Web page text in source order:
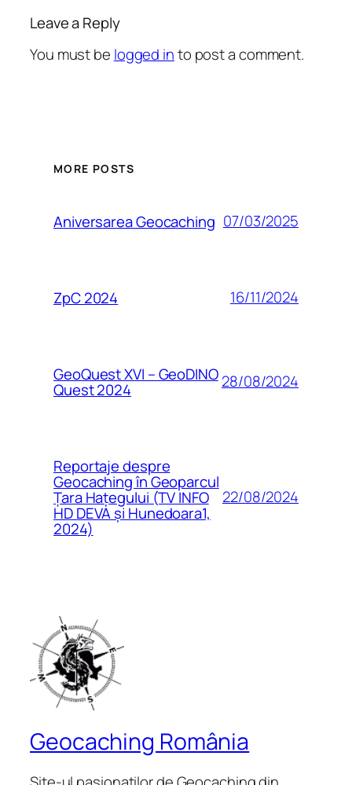
Leave a Reply
You must be logged into post a comment.
MORE POSTS
Aniversarea Geocaching 07/03/2025
ZpC 2024 16/11/2024
GeoQuest XVI – GeoDINO
Quest 2024 28/08/2024
Reportaje despre
Geocaching în Geoparcul
Țara Hațegului (TV INFO
HD DEVA și Hunedoara1,
2024)
22/08/2024
Geocaching România